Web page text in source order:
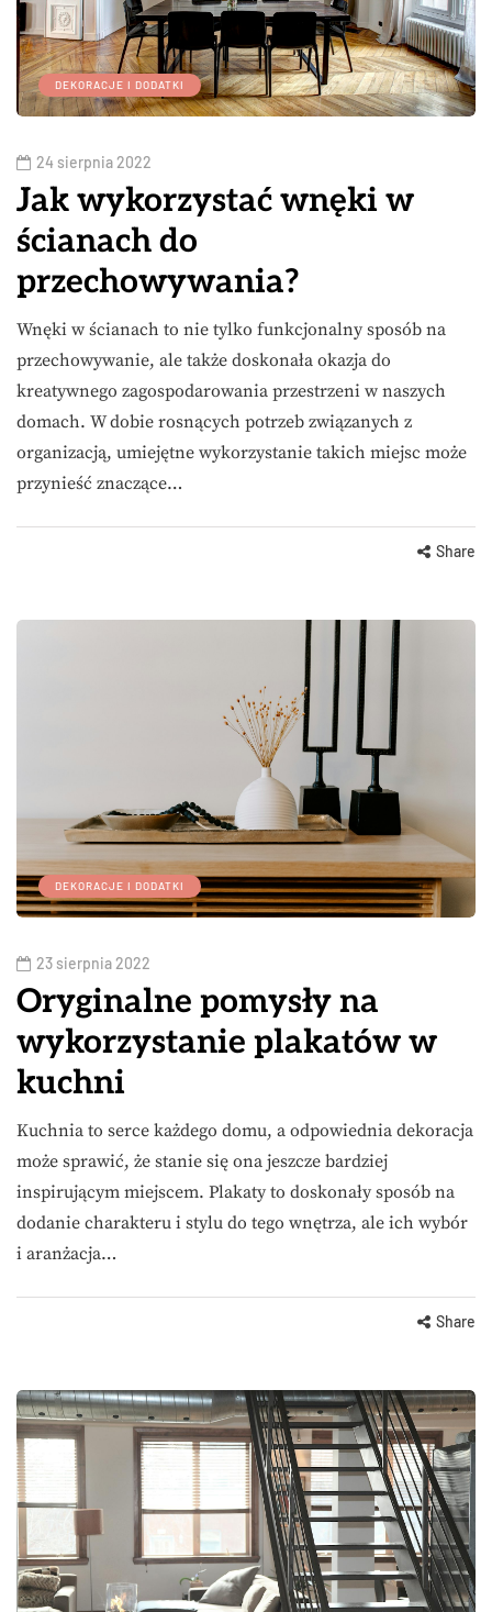
DEKORACJE I DODATKI
24 sierpnia 2022
Jak wykorzystać wnęki w
ścianach do
przechowywania?
Wnęki w ścianach to nie tylko funkcjonalny sposób na
przechowywanie, ale także doskonała okazja do
kreatywnego zagospodarowania przestrzeni w naszych
domach. W dobie rosnących potrzeb związanych z
organizacją, umiejętne wykorzystanie takich miejsc może
przynieść znaczące…
Share
DEKORACJE I DODATKI
23 sierpnia 2022
Oryginalne pomysły na
wykorzystanie plakatów w
kuchni
Kuchnia to serce każdego domu, a odpowiednia dekoracja
może sprawić, że stanie się ona jeszcze bardziej
inspirującym miejscem. Plakaty to doskonały sposób na
dodanie charakteru i stylu do tego wnętrza, ale ich wybór
i aranżacja…
Share